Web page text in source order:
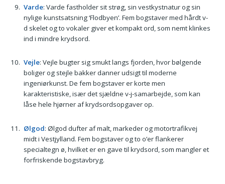
Varde: Varde fastholder sit strøg, sin vestkystnatur og sin
nylige kunstsatsning ‘Flodbyen’. Fem bogstaver med hårdt v-
d skelet og to vokaler giver et kompakt ord, som nemt klinkes
ind i mindre krydsord.
Vejle: Vejle bugter sig smukt langs fjorden, hvor bølgende
boliger og stejle bakker danner udsigt til moderne
ingeniørkunst. De fem bogstaver er korte men
karakteristiske, især det sjældne v-j-samarbejde, som kan
låse hele hjørner af krydsordsopgaver op.
Ølgod: Ølgod dufter af malt, markeder og motortrafikvej
midt i Vestjylland. Fem bogstaver og to o’er flankerer
specialtegn ø, hvilket er en gave til krydsord, som mangler et
forfriskende bogstavbryg.